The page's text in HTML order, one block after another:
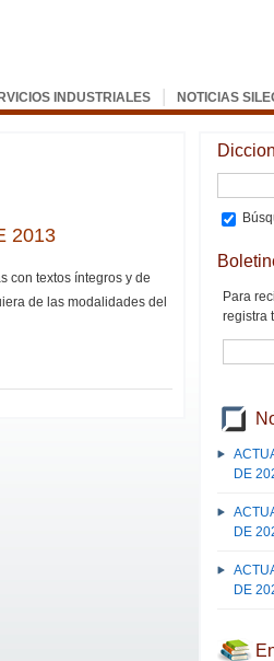
INDUSTRIALES | NOTICIAS
2013
con textos íntegros y de
de las modalidades del
Para
registra
DE
DE
DE